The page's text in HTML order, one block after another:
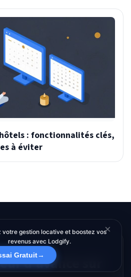
votre gestion locative et boostez vos
revenus avec Lodgify.
Gratuit→
×
: fonctionnalités clés,
à éviter
d'avance sur